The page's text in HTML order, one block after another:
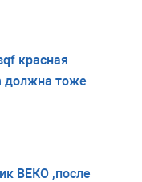
или это
красная
должна тоже
ВЕКО ,после